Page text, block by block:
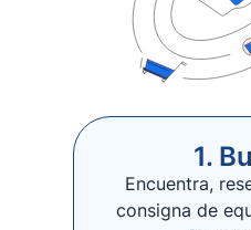
1.
Encuentra,
consigna de